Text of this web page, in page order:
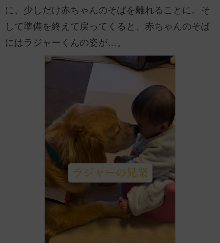
に、少しだけ赤ちゃんのそばを離れることに。そ
して準備を終えて戻ってくると、赤ちゃんのそば
にはラジャーくんの姿が…。